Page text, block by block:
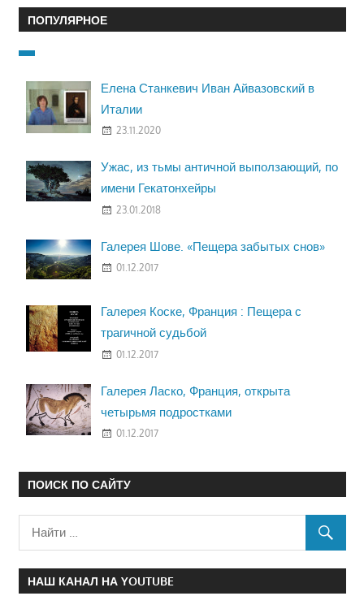
ПОПУЛЯРНОЕ
Елена Станкевич Иван Айвазовский в
Италии
23.11.2020
Ужас, из тьмы античной выползающий, по
имени Гекатонхейры
23.01.2018
Галерея Шове. «Пещера забытых снов»
01.12.2017
Галерея Коске, Франция : Пещера с
трагичной судьбой
01.12.2017
Галерея Ласко, Франция, открыта
четырьмя подростками
01.12.2017
ПОИСК ПО САЙТУ
НАШ КАНАЛ НА YOUTUBE